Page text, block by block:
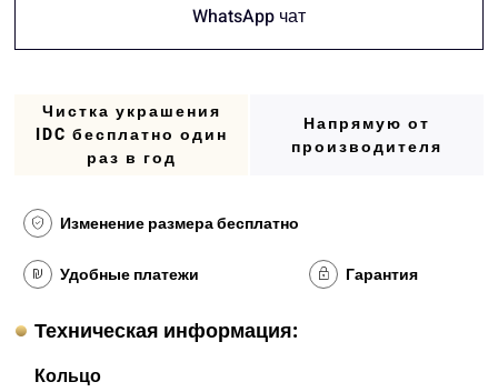
WhatsApp чат
Чистка украшения
IDC бесплатно один
раз в год
Напрямую от
производителя
Изменение размера бесплатно
Удобные платежи Гарантия
Техническая информация:
Кольцо